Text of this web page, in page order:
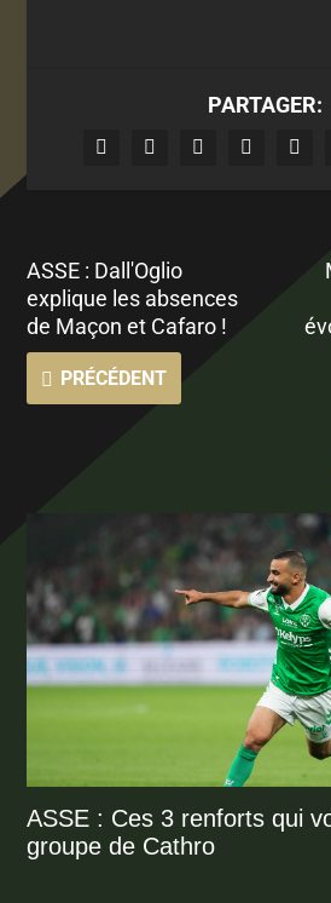
PARTAGER:
ASSE : Dall'Oglio
explique les absences
de Maçon et Cafaro !
PRÉCÉDENT
ASSE : Ces 3 renforts qui
groupe de Cathro